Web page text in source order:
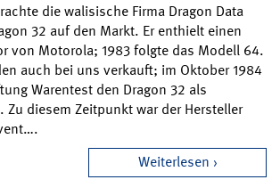
die walisische Firma Dragon Data
32 auf den Markt. Er enthielt einen
von Motorola; 1983 folgte das Modell 64.
auch bei uns verkauft; im Oktober 1984
Warentest den Dragon 32 als
diesem Zeitpunkt war der Hersteller
Weiterlesen